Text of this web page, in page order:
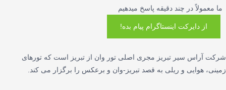
ما معمولاً در چند دقیقه پاسخ میدهیم
از دایرکت اینستاگرام پیام بده!
شرکت آراس سیر تبریز مجری اصلی تور وان از تبریز است که تورهای
زمینی، هوایی و ریلی به قصد تبریز-وان و برعکس را برگزار می کند.